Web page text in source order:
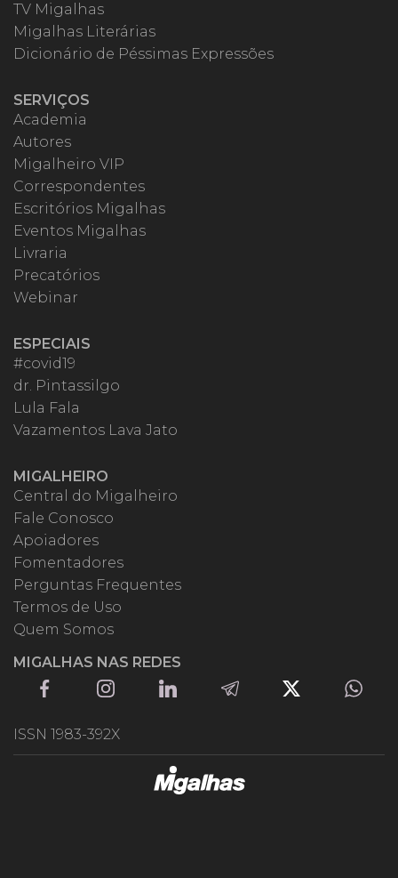
TV Migalhas
Migalhas Literárias
Dicionário de Péssimas Expressões
SERVIÇOS
Academia
Autores
Migalheiro VIP
Correspondentes
Escritórios Migalhas
Eventos Migalhas
Livraria
Precatórios
Webinar
ESPECIAIS
#covid19
dr. Pintassilgo
Lula Fala
Vazamentos Lava Jato
MIGALHEIRO
Central do Migalheiro
Fale Conosco
Apoiadores
Fomentadores
Perguntas Frequentes
Termos de Uso
Quem Somos
MIGALHAS NAS REDES
ISSN 1983-392X